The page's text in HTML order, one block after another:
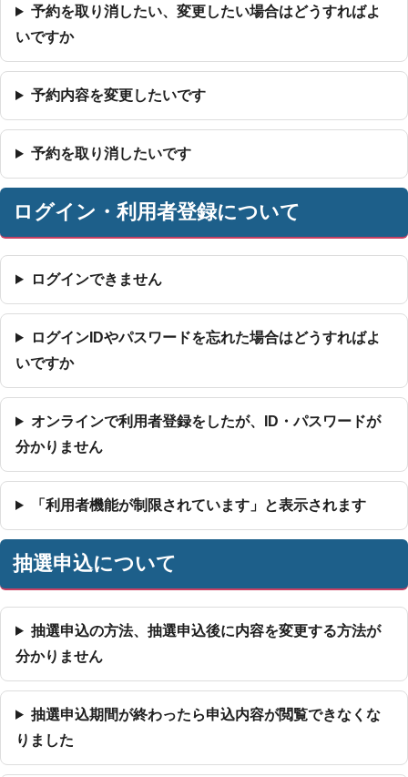
予約を取り消したい、変更したい場合はどうすればよ
いですか
予約内容を変更したいです
予約を取り消したいです
ログイン・利用者登録について
ログインできません
ログインIDやパスワードを忘れた場合はどうすればよ
いですか
オンラインで利用者登録をしたが、ID・パスワードが
分かりません
「利用者機能が制限されています」と表示されます
抽選申込について
抽選申込の方法、抽選申込後に内容を変更する方法が
分かりません
抽選申込期間が終わったら申込内容が閲覧できなくな
りました